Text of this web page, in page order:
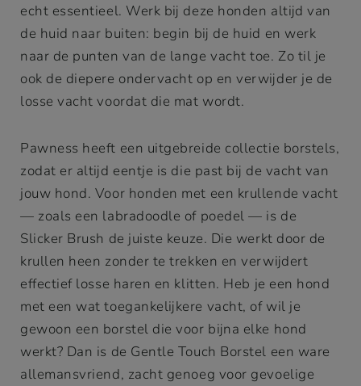
echt essentieel. Werk bij deze honden altijd van
de huid naar buiten: begin bij de huid en werk
naar de punten van de lange vacht toe. Zo til je
ook de diepere ondervacht op en verwijder je de
losse vacht voordat die mat wordt.
Pawness heeft een uitgebreide collectie borstels,
zodat er altijd eentje is die past bij de vacht van
jouw hond. Voor honden met een krullende vacht
— zoals een labradoodle of poedel — is de
Slicker Brush de juiste keuze. Die werkt door de
krullen heen zonder te trekken en verwijdert
effectief losse haren en klitten. Heb je een hond
met een wat toegankelijkere vacht, of wil je
gewoon een borstel die voor bijna elke hond
werkt? Dan is de Gentle Touch Borstel een ware
allemansvriend, zacht genoeg voor gevoelige